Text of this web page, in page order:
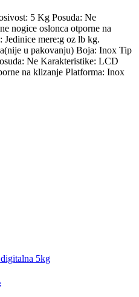
5 Kg Posuda: Ne
nogice oslonca otporne na
mere:g oz lb kg.
u pakovanju) Boja: Inox Tip
Ne Karakteristike: LCD
na klizanje Platforma: Inox